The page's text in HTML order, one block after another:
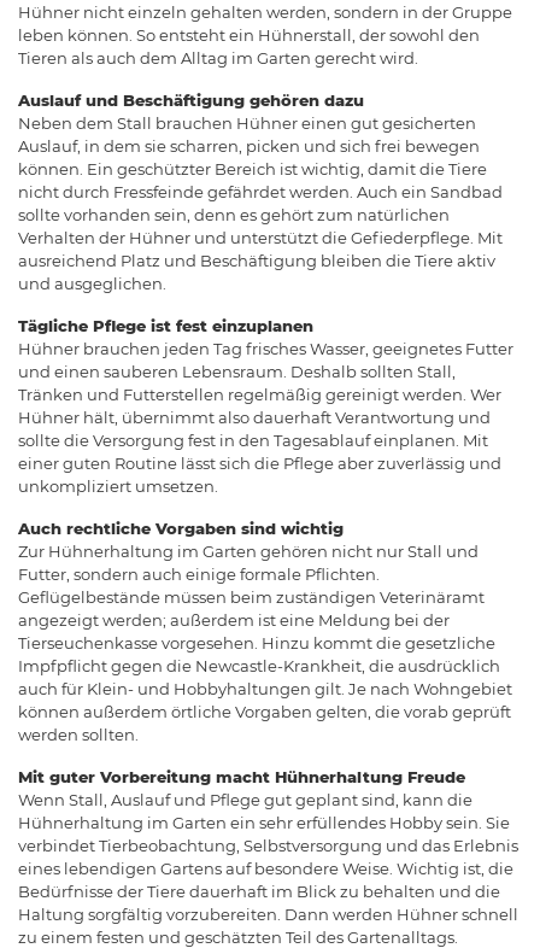
Hühner nicht einzeln gehalten werden, sondern in der Gruppe
leben können. So entsteht ein Hühnerstall, der sowohl den
Tieren als auch dem Alltag im Garten gerecht wird.
Auslauf und Beschäftigung gehören dazu
Neben dem Stall brauchen Hühner einen gut gesicherten
Auslauf, in dem sie scharren, picken und sich frei bewegen
können. Ein geschützter Bereich ist wichtig, damit die Tiere
nicht durch Fressfeinde gefährdet werden. Auch ein Sandbad
sollte vorhanden sein, denn es gehört zum natürlichen
Verhalten der Hühner und unterstützt die Gefiederpflege. Mit
ausreichend Platz und Beschäftigung bleiben die Tiere aktiv
und ausgeglichen.
Tägliche Pflege ist fest einzuplanen
Hühner brauchen jeden Tag frisches Wasser, geeignetes Futter
und einen sauberen Lebensraum. Deshalb sollten Stall,
Tränken und Futterstellen regelmäßig gereinigt werden. Wer
Hühner hält, übernimmt also dauerhaft Verantwortung und
sollte die Versorgung fest in den Tagesablauf einplanen. Mit
einer guten Routine lässt sich die Pflege aber zuverlässig und
unkompliziert umsetzen.
Auch rechtliche Vorgaben sind wichtig
Zur Hühnerhaltung im Garten gehören nicht nur Stall und
Futter, sondern auch einige formale Pflichten.
Geflügelbestände müssen beim zuständigen Veterinäramt
angezeigt werden; außerdem ist eine Meldung bei der
Tierseuchenkasse vorgesehen. Hinzu kommt die gesetzliche
Impfpflicht gegen die Newcastle-Krankheit, die ausdrücklich
auch für Klein- und Hobbyhaltungen gilt. Je nach Wohngebiet
können außerdem örtliche Vorgaben gelten, die vorab geprüft
werden sollten.
Mit guter Vorbereitung macht Hühnerhaltung Freude
Wenn Stall, Auslauf und Pflege gut geplant sind, kann die
Hühnerhaltung im Garten ein sehr erfüllendes Hobby sein. Sie
verbindet Tierbeobachtung, Selbstversorgung und das Erlebnis
eines lebendigen Gartens auf besondere Weise. Wichtig ist, die
Bedürfnisse der Tiere dauerhaft im Blick zu behalten und die
Haltung sorgfältig vorzubereiten. Dann werden Hühner schnell
zu einem festen und geschätzten Teil des Gartenalltags.